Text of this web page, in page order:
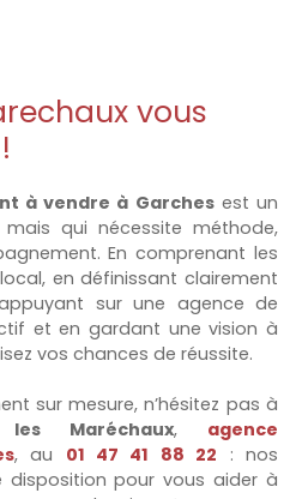
vous
à vendre à Garchesest un
qui nécessite méthode,
En comprenant les
en définissant clairement
sur une agence de
et en gardant une vision à
vos chances de réussite.
sur mesure, n’hésitez pas à
les Maréchaux, agence
, au 01 47 41 88 22 : nos
disposition pour vous aider à